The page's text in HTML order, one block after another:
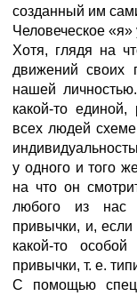
созданный им
Человеческое
Хотя, глядя на
движений своих
нашей
какой-то
всех людей
у одного и того
на что он
любого из нас
привычки, и,
какой-то
привычки, т. е.
С помощью